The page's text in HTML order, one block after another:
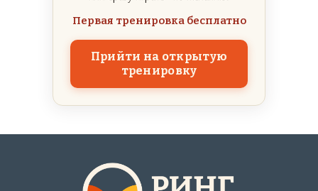
Первая тренировка бесплатно
Прийти на открытую
тренировку